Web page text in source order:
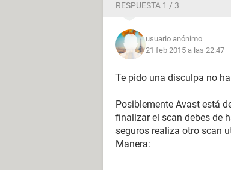
RESPUESTA 1 / 3
usuario anónimo
21 feb 2015 a las 22:47
Te pido una disculpa no
Posiblemente Avast está
finalizar el scan debes de
seguros realiza otro scan
Manera: